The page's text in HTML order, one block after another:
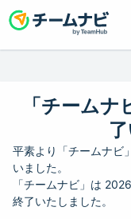
「チーム
平素より「チームナビ
いました。
「チームナビ」は
終了いたしました。